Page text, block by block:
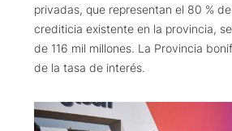
privadas, que representan el 80 %
crediticia existente en la provincia,
de 116 mil millones. La Provincia
de la tasa de interés.